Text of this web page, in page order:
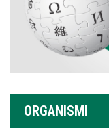
ORGANISMI